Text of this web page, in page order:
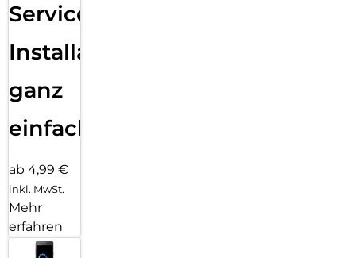
Services
Installation
ganz
einfach
ab 4,99 €
inkl. MwSt.
Mehr
erfahren